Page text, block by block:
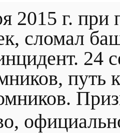
2015 г.
сломал
24
путь